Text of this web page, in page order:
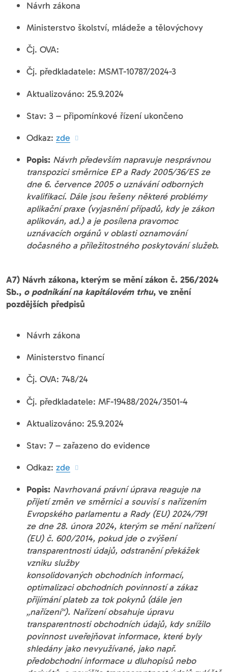
Návrh zákona
Ministerstvo školství, mládeže a tělovýchovy
Čj. OVA:
Čj. předkladatele: MSMT-10787/2024-3
Aktualizováno: 25.9.2024
Stav: 3 – připomínkové řízení ukončeno
Odkaz: zde
Popis: Návrh především napravuje nesprávnou
transpozici směrnice EP a Rady 2005/36/ES ze
dne 6. července 2005 o uznávání odborných
kvalifikací. Dále jsou řešeny některé problémy
aplikační praxe (vyjasnění případů, kdy je zákon
aplikován, ad.) a je posílena pravomoc
uznávacích orgánů v oblasti oznamování
dočasného a příležitostného poskytování služeb.
A7) Návrh zákona, kterým se mění zákon č. 256/2024
Sb., o podnikání na kapitálovém trhu, ve znění
pozdějších předpisů
Návrh zákona
Ministerstvo financí
Čj. OVA: 748/24
Čj. předkladatele: MF-19488/2024/3501-4
Aktualizováno: 25.9.2024
Stav: 7 – zařazeno do evidence
Odkaz: zde
Popis: Navrhovaná právní úprava reaguje na
přijetí změn ve směrnici a souvisí s nařízením
Evropského parlamentu a Rady (EU) 2024/791
ze dne 28. února 2024, kterým se mění nařízení
(EU) č. 600/2014, pokud jde o zvýšení
transparentnosti údajů, odstranění překážek
vzniku služby
konsolidovaných obchodních informací,
optimalizaci obchodních povinností a zákaz
přijímání plateb za tok pokynů (dále jen
„nařízení“). Nařízení obsahuje úpravu
transparentnosti obchodních údajů, kdy snížilo
povinnost uveřejňovat informace, které byly
shledány jako nevyužívané, jako např.
předobchodní informace u dluhopisů nebo